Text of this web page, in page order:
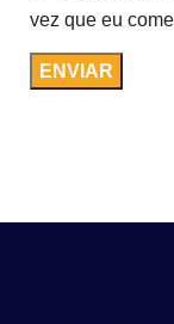
vez que eu